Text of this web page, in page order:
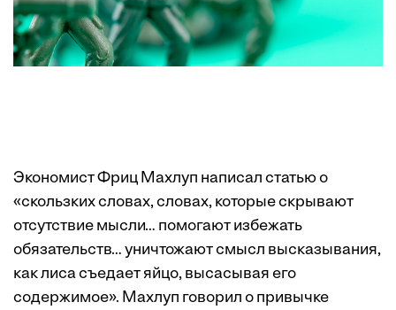
Экономист Фриц Махлуп написал статью о
«скользких словах, словах, которые скрывают
отсутствие мысли… помогают избежать
обязательств… уничтожают смысл высказывания,
как лиса съедает яйцо, высасывая его
содержимое». Махлуп говорил о привычке